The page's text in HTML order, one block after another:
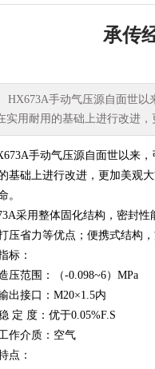
承传
HX673A手动气压源自面世以
实用耐用的基础上进行改进
手动气压源自面世以来，
基础上进行改进，更加美观
。
采用整体固化结构，密封
压省力等优点；便携式结构
标：
范围：（-0.098~6）MPa
接口：M20×1.5内
度：优于0.05%F.S
介质：空气
点：